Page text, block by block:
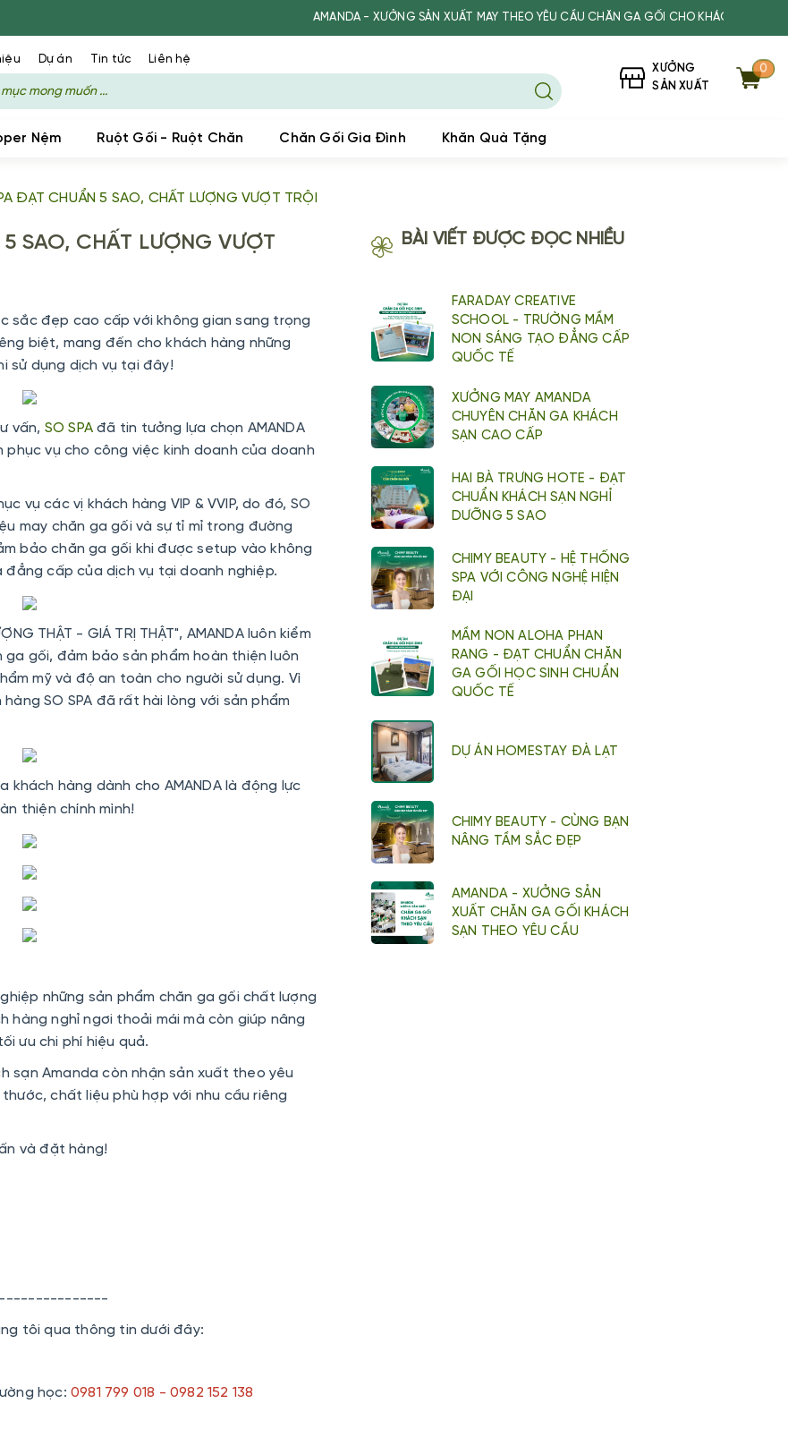
AMANDA - XƯỞNG SẢN XUẤT MAY THEO YÊU CẦU CHĂN GA GỐI CHO KHÁCH SẠN, SPA, TRƯỜNG
Dự án Tin tức Liên hệ
XƯỞNG
SẢN XUẤT
0
Nệm Ruột Gối - Ruột Chăn Chăn Gối Gia Đình Khăn Quà Tặng
ĐẠT CHUẨN 5 SAO, CHẤT LƯỢNG VƯỢT TRỘI
SAO, CHẤT LƯỢNG VƯỢT
sắc đẹp cao cấp với không gian sang trọng
biệt, mang đến cho khách hàng những
sử dụng dịch vụ tại đây!
vấn, SO SPAđã tin tưởng lựa chọn AMANDA
phục vụ cho công việc kinh doanh của doanh
vụ các vị khách hàng VIP & VVIP, do đó, SO
may chăn ga gối và sự tỉ mỉ trong đường
bảo chăn ga gối khi được setup vào không
đẳng cấp của dịch vụ tại doanh nghiệp.
THẬT - GIÁ TRỊ THẬT", AMANDA luôn kiểm
gối, đảm bảo sản phẩm hoàn thiện luôn
mỹ và độ an toàn cho người sử dụng. Vì
SO SPA đã rất hài lòng với sản phẩm
khách hàng dành cho AMANDA là động lực
thiện chính mình!
những sản phẩm chăn ga gối chất lượng
hàng nghỉ ngơi thoải mái mà còn giúp nâng
ưu chi phí hiệu quả.
sạn Amanda còn nhận sản xuất theo yêu
chất liệu phù hợp với nhu cầu riêng
và đặt hàng!
tôi qua thông tin dưới đây:
học: 0981 799 018 - 0982 152 138
BÀI VIẾT ĐƯỢC ĐỌC NHIỀU
FARADAY CREATIVE
SCHOOL - TRƯỜNG MẦM
NON SÁNG TẠO ĐẲNG CẤP
QUỐC TẾ
XƯỞNG MAY AMANDA
CHUYÊN CHĂN GA KHÁCH
SẠN CAO CẤP
HAI BÀ TRƯNG HOTE - ĐẠT
CHUẨN KHÁCH SẠN NGHỈ
DƯỠNG 5 SAO
CHIMY BEAUTY - HỆ THỐNG
SPA VỚI CÔNG NGHỆ HIỆN
ĐẠI
MẦM NON ALOHA PHAN
RANG - ĐẠT CHUẨN CHĂN
GA GỐI HỌC SINH CHUẨN
QUỐC TẾ
DỰ ÁN HOMESTAY ĐÀ LẠT
CHIMY BEAUTY - CÙNG BẠN
NÂNG TẦM SẮC ĐẸP
AMANDA - XƯỞNG SẢN
XUẤT CHĂN GA GỐI KHÁCH
SẠN THEO YÊU CẦU